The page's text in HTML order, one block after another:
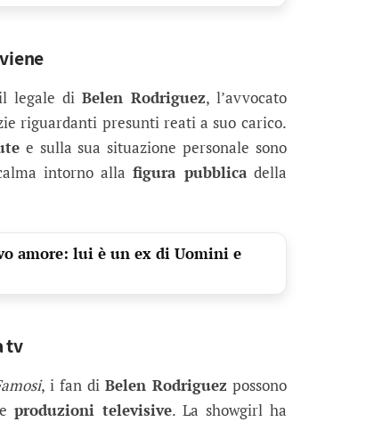
legale di Belen Rodriguez, l’avvocato
riguardanti presunti reati a suo carico.
e sulla sua situazione personale sono
intorno allafigura pubblicadella
amore: lui è un ex di Uomini e
tv
, i fan di Belen Rodriguezpossono
produzioni televisive. La showgirl ha